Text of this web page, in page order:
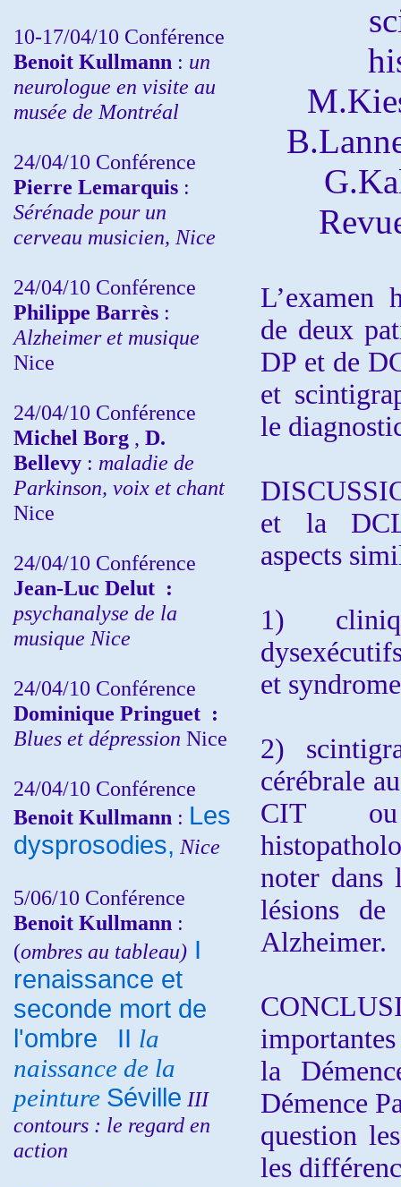
10-17/04/10 Conférence
Benoit Kullmann : un
neurologue en visite au
musée de Montréal
24/04/10 Conférence
Pierre Lemarquis :
Sérénade pour un
cerveau musicien, Nice
24/04/10 Conférence
Philippe Barrès :
Alzheimer et musique
Nice
24/04/10 Conférence
Michel Borg , D.
Bellevy : maladie de
Parkinson, voix et chant
Nice
24/04/10 Conférence
Jean-Luc Delut :
psychanalyse de la
musique Nice
24/04/10 Conférence
Dominique Pringuet :
Blues et dépression Nice
24/04/10 Conférence
Benoit Kullmann : Les
dysprosodies, Nice
5/06/10 Conférence
Benoit Kullmann :
(ombres au tableau) I
renaissance et
seconde mort de
l'ombre
II la
naissance de la
peinture Séville III
contours : le regard en
action
L’examen
de deux
DP et de
et
le
et la
aspects
1)
et
2)
cérébrale
CIT
noter dans
lésions
Alzheimer.
la
Démence
question
les